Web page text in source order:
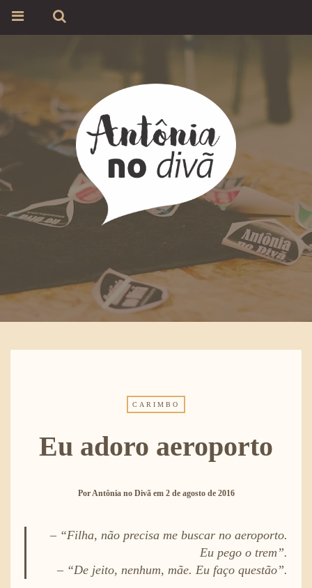
CARIMBO
Eu adoro aeroporto
PorAntônia no Divã em 2 de agosto de 2016
– “Filha, não precisa me buscar no aeroporto.
Eu pego o trem”.
– “De jeito, nenhum, mãe. Eu faço questão”.